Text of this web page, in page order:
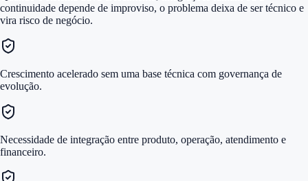
continuidade depende de improviso, o problema deixa de ser técnico e
vira risco de negócio.
Crescimento acelerado sem uma base técnica com governança de
evolução.
Necessidade de integração entre produto, operação, atendimento e
financeiro.